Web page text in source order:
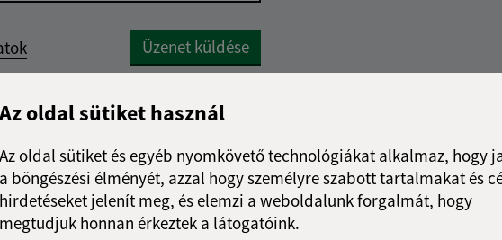
Az oldal sütiket használ
Az oldal sütiket és egyéb nyomkövető technológiákat alkalmaz, hogy
a böngészési élményét, azzal hogy személyre szabott tartalmakat és
hirdetéseket jelenít meg, és elemzi a weboldalunk forgalmát, hogy
megtudjuk honnan érkeztek a látogatóink.
Google reCaptcha Response
Üzenet küldése